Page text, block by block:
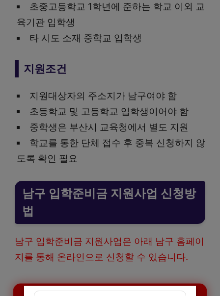
초중고등학교 1학년에 준하는 학교 이외 교
육기관 입학생
타 시도 소재 중학교 입학생
지원조건
지원대상자의 주소지가 남구여야 함
초등학교 및 고등학교 입학생이어야 함
중학생은 부산시 교육청에서 별도 지원
학교를 통한 단체 접수 후 중복 신청하지 않
도록 확인 필요
남구 입학준비금 지원사업 신청방
법
남구 입학준비금 지원사업은 아래 남구 홈페이
지를 통해 온라인으로 신청할 수 있습니다.